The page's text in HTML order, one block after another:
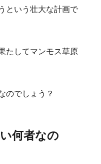
という壮大な計画で
たしてマンモス草原
のでしょう？
何者なの